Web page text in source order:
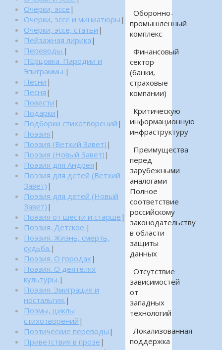
Оборонно-
промышленный
комплекс
Финансовый
сектор
(банки,
страховые
компании)
Критическую
информационную
инфраструктуру
Преимущества
перед
зарубежными
аналогами
Полное
соответствие
российскому
законодательству
в области
защиты
данных
Отсутствие
зависимостей
от
западных
технологий
Локализованная
поддержка
Очерки, эссе |
Очерки, эссе и миниатюры |
Очерки, эссе, статьи |
Пейзажная лирика |
Переводы. |
ПЕрцовка. Пародии и
Эпиграммы. |
Песни |
Песня |
Повести |
Подарки |
Подборки стихотворений |
Поэзия |
Поэзия (Ветхий Завет) |
Поэзия (Новый Завет) |
Поэзия для Андрея |
Поэзия для детей (Ветхий
Завет) |
Поэзия для детей (Новый
Завет) |
Поэзия от шести и старше |
Поэзия. Детское. |
Поэзия. Жизнь, смерть,
судьба. |
Поэзия. О городах |
Поэзия. О деятелях
культуры. |
Поэзия. Эмиграция и
ностальгия. |
Поэмы, циклы
стихотворений |
Поэтические переводы |
Приветствия в прозе |